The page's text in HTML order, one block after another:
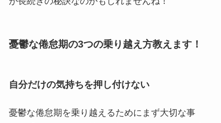
憂鬱な倦怠期の3つの乗り越え方教えます！
自分だけの気持ちを押し付けない
憂鬱な倦怠期を乗り越えるためにまず大切な事